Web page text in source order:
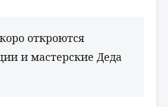
откроются
и мастерские Деда